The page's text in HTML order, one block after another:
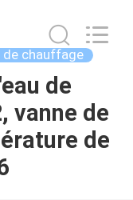
de chauffage
de
vanne de
de